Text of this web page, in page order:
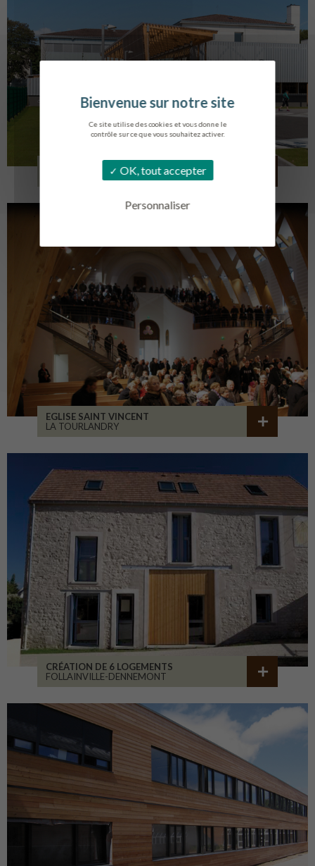
Ce site utilise des cookies et vous donne le
contrôle sur ce que vous souhaitez activer.
OK, tout accepter
Personnaliser
COLLÈGE MONTMORENCY
BOURBONNE-LES-BAINS
EGLISE SAINT VINCENT
LA TOURLANDRY
CRÉATION DE 6 LOGEMENTS
FOLLAINVILLE-DENNEMONT